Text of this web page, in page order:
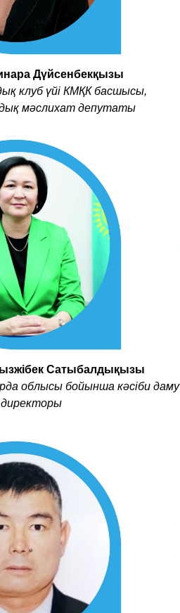
Дүйсенбекқызы
клуб үйі КМҚК басшысы,
мәслихат депутаты
Сатыбалдықызы
облысы бойынша кәсіби даму